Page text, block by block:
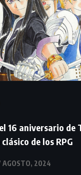
16 aniversario de
de los RPG
AGOSTO, 2024